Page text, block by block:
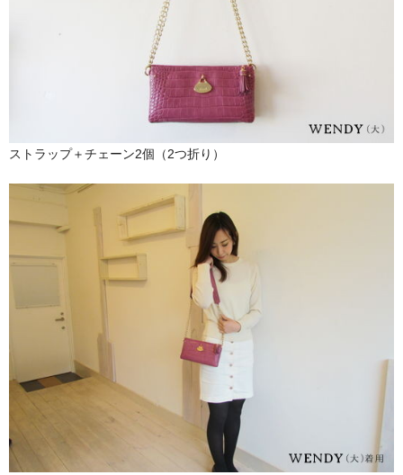
ストラップ＋チェーン2個（2つ折り）